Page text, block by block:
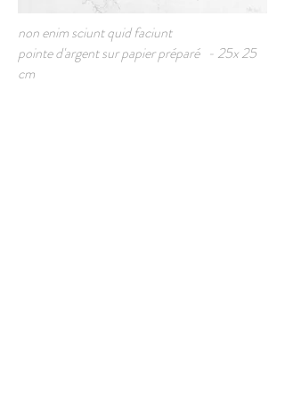
non enim sciunt quid faciunt
pointe d'argent sur papier préparé - 25x 25
cm